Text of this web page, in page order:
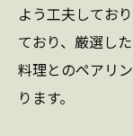
よう工夫してお
ており、厳選し
料理とのペアリ
ります。